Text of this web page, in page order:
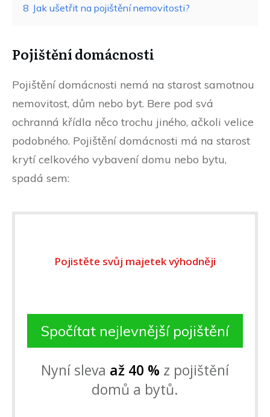
8 Jak ušetřit na pojištění nemovitosti?
Pojištění domácnosti
Pojištění domácnosti nemá na starost samotnou
nemovitost, dům nebo byt. Bere pod svá
ochranná křídla něco trochu jiného, ačkoli velice
podobného. Pojištění domácnosti má na starost
krytí celkového vybavení domu nebo bytu,
spadá sem:
Pojistěte svůj majetek výhodněji
Spočítat nejlevnější pojištění
Nyní sleva až 40 % z pojištění
domů a bytů.